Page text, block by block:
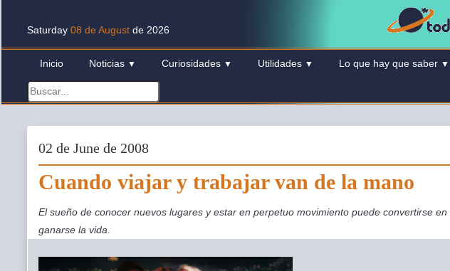
Saturday 08 de August de 2026
Inicio Noticias ▼ Curiosidades ▼ Utilidades ▼ Lo que hay que saber ▼
02 de June de 2008
Cuando viajar y trabajar van de la mano
El sueño de conocer nuevos lugares y estar en perpetuo movimiento puede convertirse
ganarse la vida.